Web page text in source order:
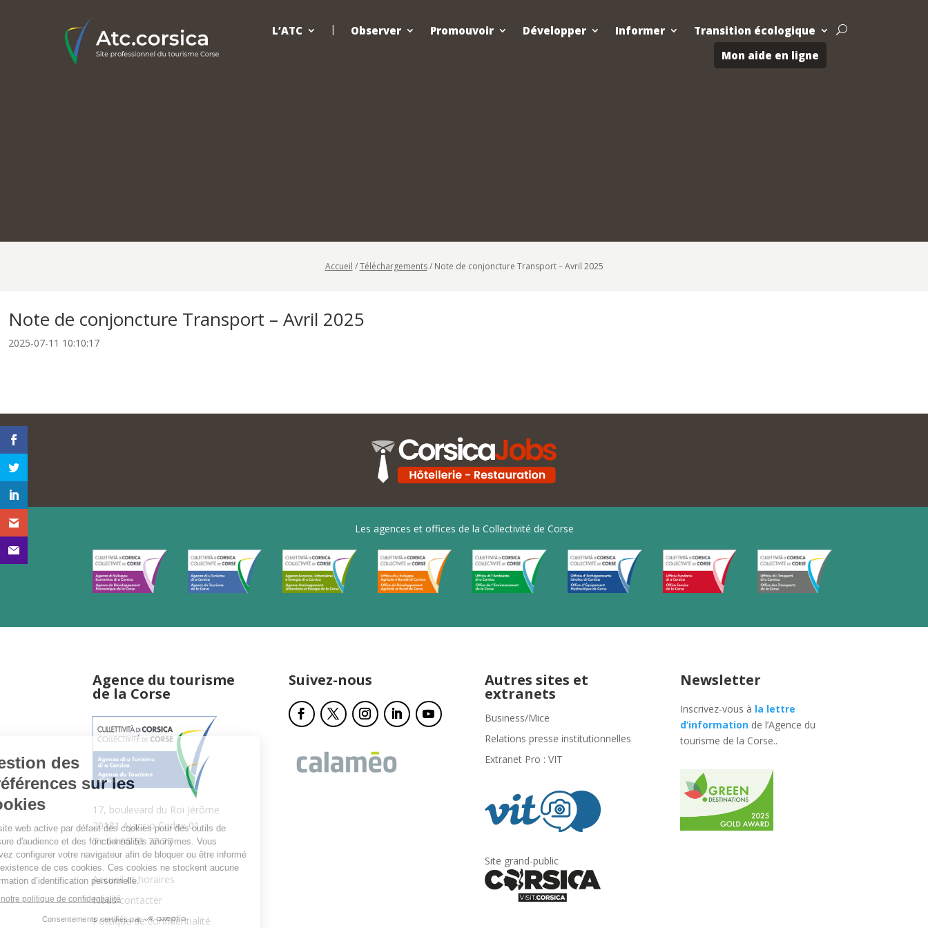
L’ATC Observer Promouvoir Développer Informer
Transition écologique
Mon aide en ligne
U
Accueil /Téléchargements/ Note de conjoncture Transport – Avril 2025
Note de conjoncture Transport – Avril 2025
2025-07-11 10:10:17
Les agences et offices de la Collectivité de Corse
Agence du tourisme
de la Corse
17, boulevard du Roi Jérôme
20181 Ajaccio Cedex 01
T : 04 95 51 77 77
Accueil et horaires
Nous contacter
Politique de confidentialité
Suivez-nous Autres sites et
extranets
Business/Mice
Relations presse institutionnelles
Extranet Pro : VIT
Site grand-public
Newsletter
Inscrivez-vous à la lettre
d’information de l’Agence du
tourisme de la Corse..